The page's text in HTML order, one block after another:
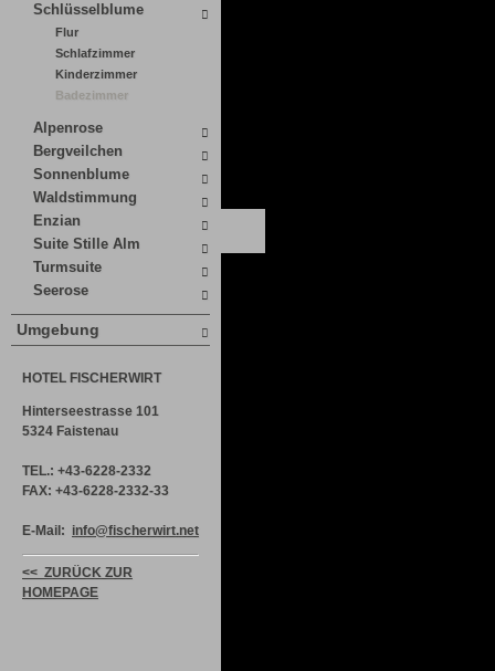
Schlüsselblume
Flur
Schlafzimmer
Kinderzimmer
Badezimmer
Alpenrose
Bergveilchen
Sonnenblume
Waldstimmung
Enzian
Suite Stille Alm
Turmsuite
Seerose
Umgebung
HOTEL FISCHERWIRT
Hinterseestrasse 101
5324 Faistenau
TEL.: +43-6228-2332
FAX: +43-6228-2332-33
E-Mail: info@fischerwirt.net
<< ZURÜCK ZUR
HOMEPAGE